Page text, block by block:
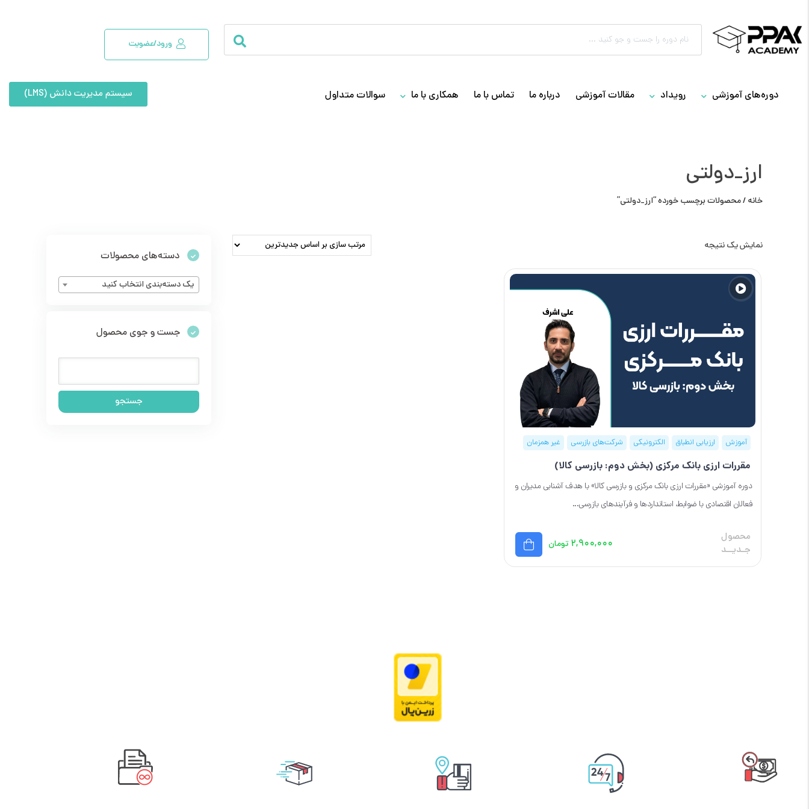
ورود/عضویت
دوره‌های آموزشی رویداد مقالات آموزشی درباره ما تماس با ما همکاری با ما سوالات متداول سیستم مدیریت دانش (LMS)
ارز_دولتی
خانه/ محصولات برچسب خورده “ارز_دولتی”
نمایش یک نتیجه
آموزش ارزیابی انطباق الکترونیکی شرکت‌های بازرسی غیر همزمان
مقررات ارزی بانک مرکزی (بخش دوم: بازرسی کالا)
دوره آموزشی «مقررات ارزی بانک مرکزی و بازرسی کالا» با هدف آشنایی مدیران و
فعالان اقتصادی با ضوابط، استانداردها و فرآیندهای بازرسی...
محصول
جـدیــد
۲,۹۰۰,۰۰۰ تومان
دسته‌های محصولات
یک دسته‌بندی انتخاب کنید
جست و جوی محصول